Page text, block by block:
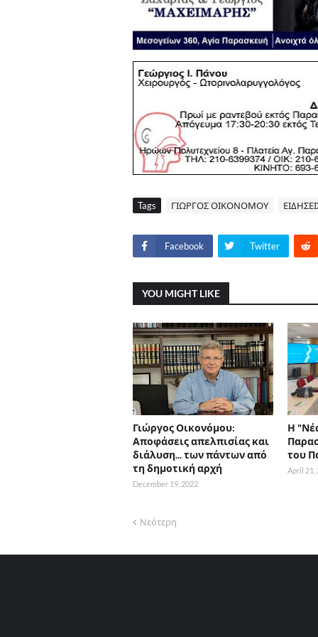
Tags ΓΙΩΡΓΟΣ ΟΙΚΟΝΟΜΟΥ
Facebook Twitter
YOU MIGHT LIKE
Γιώργος Οικονόμου:
Αποφάσεις απελπισίας και
διάλυση... των πάντων από
τη δημοτική αρχή
December 19, 2022
Η
του
April 21,
Νεότερη